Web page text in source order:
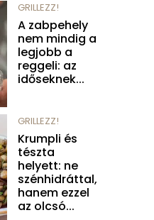
GRILLEZZ!
A zabpehely
nem mindig a
legjobb a
reggeli: az
időseknek...
GRILLEZZ!
Krumpli és
tészta
helyett: ne
szénhidráttal,
hanem ezzel
az olcsó...